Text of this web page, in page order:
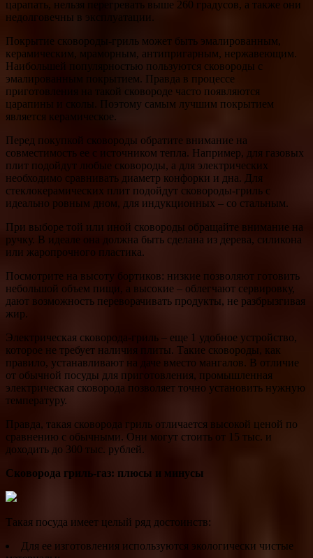
царапать, нельзя перегревать выше 260 градусов, а также они
недолговечны в эксплуатации.
Покрытие сковороды-гриль может быть эмалированным,
керамическим, мраморным, антипригарным, нержавеющим.
Наибольшей популярностью пользуются сковороды с
эмалированным покрытием. Правда в процессе
приготовления на такой сковороде часто появляются
царапины и сколы. Поэтому самым лучшим покрытием
является керамическое.
Перед покупкой сковороды обратите внимание на
совместимость ее с источником тепла. Например, для газовых
плит подойдут любые сковороды, а для электрических
необходимо сравнивать диаметр конфорки и дна. Для
стеклокерамических плит подойдут сковороды-гриль с
идеально ровным дном, для индукционных – со стальным.
При выборе той или иной сковороды обращайте внимание на
ручку. В идеале она должна быть сделана из дерева, силикона
или жаропрочного пластика.
Посмотрите на высоту бортиков: низкие позволяют готовить
небольшой объем пищи, а высокие – облегчают сервировку,
дают возможность переворачивать продукты, не разбрызгивая
жир.
Электрическая сковорода-гриль – еще 1 удобное устройство,
которое не требует наличия плиты. Такие сковороды, как
правило, устанавливают на даче вместо мангалов. В отличие
от обычной посуды для приготовления, промышленная
электрическая сковорода позволяет точно установить нужную
температуру.
Правда, такая сковорода гриль отличается высокой ценой по
сравнению с обычными. Они могут стоить от 15 тыс. и
доходить до 300 тыс. рублей.
Сковорода гриль-газ: плюсы и минусы
Такая посуда имеет целый ряд достоинств:
Для ее изготовления используются экологически чистые